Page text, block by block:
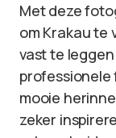
Met deze
om Krakau te
vast te
mooie
zeker